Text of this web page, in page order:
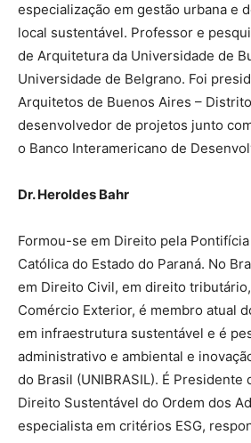
especialização em gestão urbana e
local sustentável. Professor e
de Arquitetura da Universidade de
Universidade de Belgrano. Foi
Arquitetos de Buenos Aires –
desenvolvedor de projetos junto
o Banco Interamericano de
Dr. Heroldes Bahr
Formou-se em Direito pela
Católica do Estado do Paraná. No
em Direito Civil, em direito
Comércio Exterior, é membro atual
em infraestrutura sustentável e é
administrativo e ambiental e
do Brasil (UNIBRASIL). É Presidente
Direito Sustentável do Ordem dos
especialista em critérios ESG,